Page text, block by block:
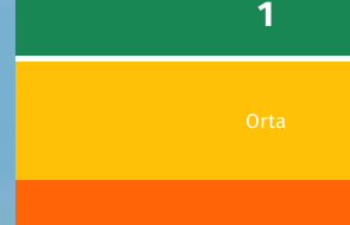
1
Orta